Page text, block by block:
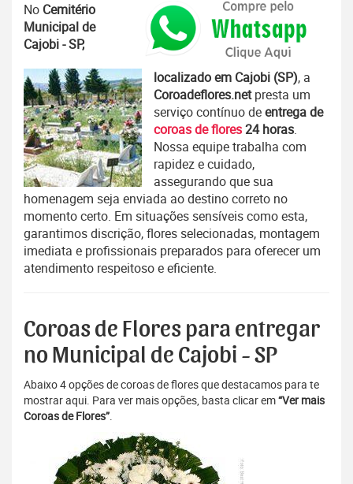
No Cemitério
Municipal de
Cajobi - SP,
localizado em Cajobi (SP), a
Coroadeflores.netpresta um
serviço contínuo deentrega de
coroas de flores24 horas.
Nossa equipe trabalha com
rapidez e cuidado,
assegurando que sua
homenagem seja enviada ao destino correto no
momento certo. Em situações sensíveis como esta,
garantimos discrição, flores selecionadas, montagem
imediata e profissionais preparados para oferecer um
atendimento respeitoso e eficiente.
Coroas de Flores para entregar
no Municipal de Cajobi - SP
Abaixo 4 opções de coroas de flores que destacamos para te
mostrar aqui. Para ver mais opções, basta clicar em“Ver mais
Coroas de Flores”.